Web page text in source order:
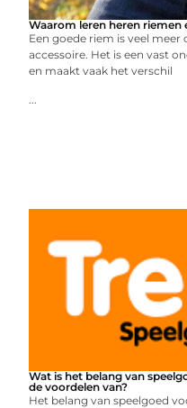
Waarom leren heren riemen
Een goede riem is veel meer
accessoire. Het is een vast
en maakt vaak het verschil
...
Wat is het belang van
de voordelen van?
Het belang van speelgoed